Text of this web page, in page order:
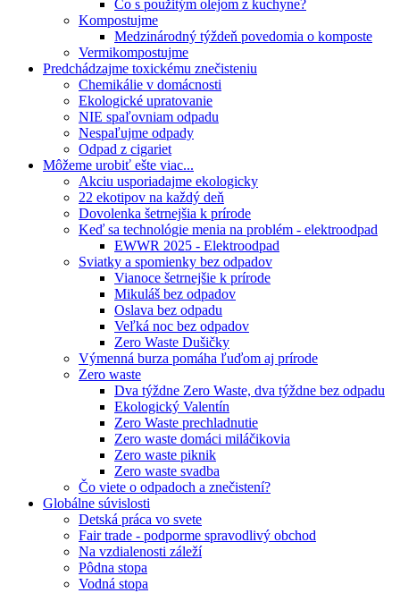
Čo s použitým olejom z kuchyne?
Kompostujme
Medzinárodný týždeň povedomia o komposte
Vermikompostujme
Predchádzajme toxickému znečisteniu
Chemikálie v domácnosti
Ekologické upratovanie
NIE spaľovniam odpadu
Nespaľujme odpady
Odpad z cigariet
Môžeme urobiť ešte viac...
Akciu usporiadajme ekologicky
22 ekotipov na každý deň
Dovolenka šetrnejšia k prírode
Keď sa technológie menia na problém - elektroodpad
EWWR 2025 - Elektroodpad
Sviatky a spomienky bez odpadov
Vianoce šetrnejšie k prírode
Mikuláš bez odpadov
Oslava bez odpadu
Veľká noc bez odpadov
Zero Waste Dušičky
Výmenná burza pomáha ľuďom aj prírode
Zero waste
Dva týždne Zero Waste, dva týždne bez odpadu
Ekologický Valentín
Zero Waste prechladnutie
Zero waste domáci miláčikovia
Zero waste piknik
Zero waste svadba
Čo viete o odpadoch a znečistení?
Globálne súvislosti
Detská práca vo svete
Fair trade - podporme spravodlivý obchod
Na vzdialenosti záleží
Pôdna stopa
Vodná stopa